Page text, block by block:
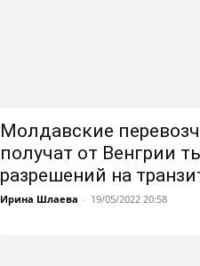
Молдавские
получат от Венгрии
разрешений на
Ирина Шлаева - 19/05/2022 20:58